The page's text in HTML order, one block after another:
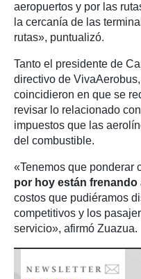
aeropuertos y por las
la cercanía de las
rutas», puntualizó.
Tanto el presidente de
directivo de VivaAerobus,
coincidieron en que se
revisar lo relacionado
impuestos que las
del combustible.
«Tenemos que ponderar
por hoy están frenando
costos que pudiéramos
competitivos y los
servicio», afirmó Zuazua.